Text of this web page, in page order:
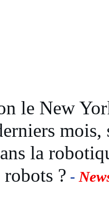
le New
mois,
la
? -